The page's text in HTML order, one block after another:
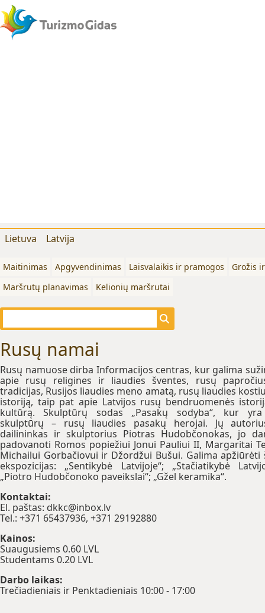
Lietuva Latvija
Maitinimas Apgyvendinimas Laisvalaikis ir pramogos
Grožis
Maršrutų planavimas
Kelionių maršrutai
Rusų namai
Rusų namuose dirba Informacijos centras, kur galima
apie rusų religines ir liaudies šventes, rusų
tradicijas, Rusijos liaudies meno amatą, rusų liaudies
istoriją, taip pat apie Latvijos rusų bendruomenės
kultūrą. Skulptūrų sodas „Pasakų sodyba“, kur
skulptūrų – rusų liaudies pasakų herojai. Jų
dailininkas ir skulptorius Piotras Hudobčonokas, jo
padovanoti Romos popiežiui Jonui Pauliui II, Margaritai
Michailui Gorbačiovui ir Džordžui Bušui. Galima apžiūrėti
ekspozicijas: „Sentikybė Latvijoje“; „Stačiatikybė
„Piotro Hudobčonoko paveikslai“; „Gžel keramika“.
Kontaktai:
El. paštas: dkkc@inbox.lv
Tel.: +371 65437936, +371 29192880
Kainos:
Suaugusiems 0.60 LVL
Studentams 0.20 LVL
Darbo laikas:
Trečiadieniais ir Penktadieniais 10:00 - 17:00